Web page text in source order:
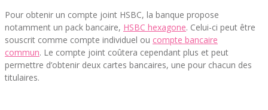
Pour obtenir un compte joint HSBC, la banque propose
notamment un pack bancaire, HSBC hexagone. Celui-ci peut être
souscrit comme compte individuel ou compte bancaire
commun. Le compte joint coûtera cependant plus et peut
permettre d’obtenir deux cartes bancaires, une pour chacun des
titulaires.